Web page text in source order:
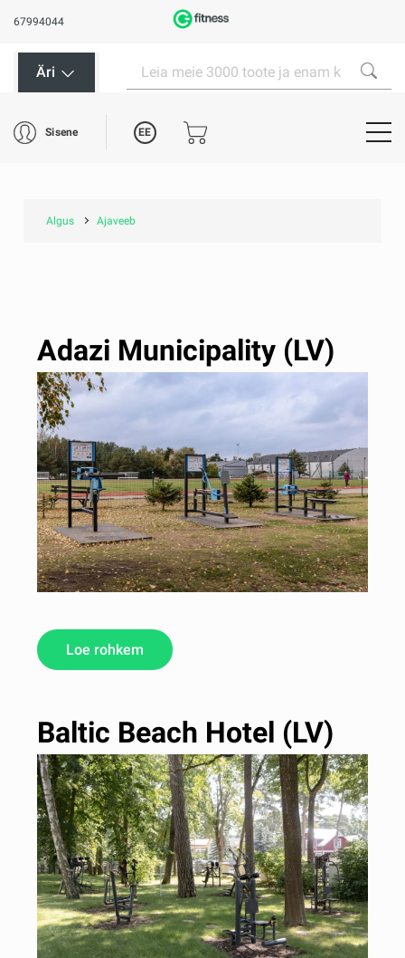
67994044
Äri
Sisene EE
Algus Ajaveeb
Adazi Municipality (LV)
Loe rohkem
Baltic Beach Hotel (LV)